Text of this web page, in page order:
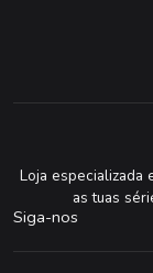
Loja especializada
as tuas
Siga-nos